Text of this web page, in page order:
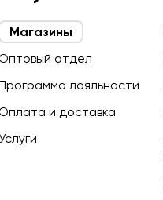
Магазины
отдел
лояльности
и доставка
Услуги